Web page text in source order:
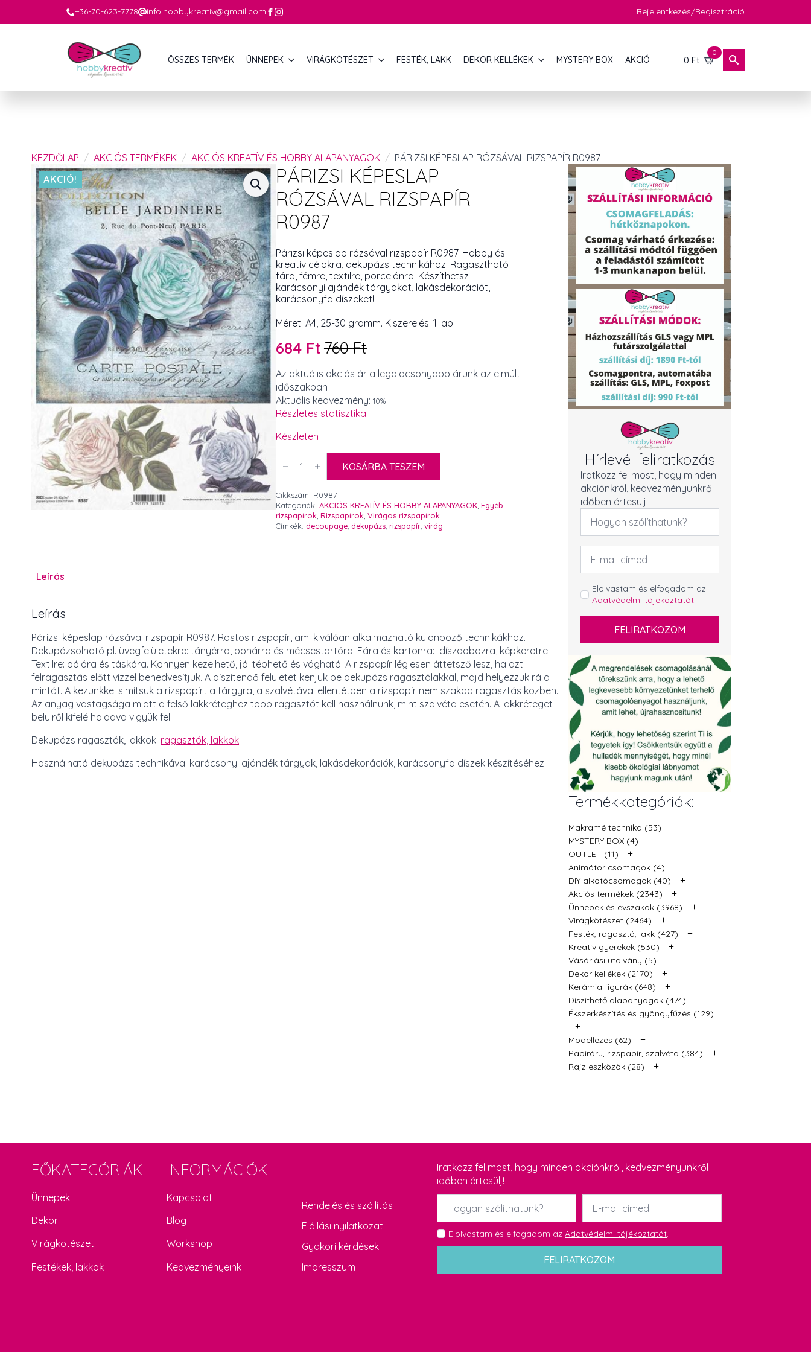
+36-70-623-7778 info.hobbykreativ@gmail.com Bejelentkezés/Regisztráció
ÖSSZES TERMÉK ÜNNEPEK VIRÁGKÖTÉSZET FESTÉK, LAKK DEKOR KELLÉKEK MYSTERY BOX AKCIÓ 0 Ft
0
KEZDŐLAP AKCIÓS TERMÉKEK AKCIÓS KREATÍV ÉS HOBBY ALAPANYAGOK
PÁRIZSI KÉPESLAP RÓZSÁVAL RIZSPAPÍR R0987
AKCIÓ!
PÁRIZSI KÉPESLAP
RÓZSÁVAL RIZSPAPÍR
R0987
Párizsi képeslap rózsával rizspapír R0987. Hobby és
kreatív célokra, dekupázs technikához. Ragasztható
fára, fémre, textilre, porcelánra. Készíthetsz
karácsonyi ajándék tárgyakat, lakásdekorációt,
karácsonyfa díszeket!
Méret: A4, 25-30 gramm. Kiszerelés: 1 lap
760Ft
Original
price
was:
760 Ft.
684 Ft
Current
price
is:
684 Ft.
Az aktuális akciós ár a legalacsonyabb árunk az elmúlt
időszakban
Aktuális kedvezmény: 10%
Részletes statisztika
Készleten
Párizsi
képeslap
R0987
mennyiség
KOSÁRBA TESZEM
Cikkszám: R0987
Kategóriák: AKCIÓS KREATÍV ÉS HOBBY ALAPANYAGOK, Egyéb
rizspapírok, Rizspapírok, Virágos rizspapírok
Címkék: decoupage, dekupázs, rizspapír, virág
Leírás
Leírás
Párizsi képeslap rózsával rizspapír R0987. Rostos rizspapír, ami kiválóan alkalmazható különböző technikákhoz.
Dekupázsolható pl. üvegfelületekre: tányérra, pohárra és mécsestartóra. Fára és kartonra: díszdobozra, képkeretre.
Textilre: pólóra és táskára. Könnyen kezelhető, jól téphető és vágható. A rizspapír légiesen áttetsző lesz, ha azt
felragasztás előtt vízzel benedvesítjük. A díszítendő felületet kenjük be dekupázs ragasztólakkal, majd helyezzük rá a
mintát. A kezünkkel simítsuk a rizspapírt a tárgyra, a szalvétával ellentétben a rizspapír nem szakad ragasztás közben.
Az anyag vastagsága miatt a felső lakkréteghez több ragasztót kell használnunk, mint szalvéta esetén. A lakkréteget
belülről kifelé haladva vigyük fel.
Dekupázs ragasztók, lakkok: ragasztók, lakkok.
Használható dekupázs technikával karácsonyi ajándék tárgyak, lakásdekorációk, karácsonyfa díszek készítéséhez!
Hírlevél feliratkozás
Iratkozz fel most, hogy minden
akciónkról, kedvezményünkről
időben értesülj!
Név
Email
cím
GDPR
*
Elolvastam és elfogadom az
Adatvédelmi tájékoztatót.
FELIRATKOZOM
Termékkategóriák:
Makramé technika (53)
MYSTERY BOX (4)
OUTLET (11)
+
Animátor csomagok (4)
DIY alkotócsomagok (40)
+
Akciós termékek (2343) +
Ünnepek és évszakok (3968) +
Virágkötészet (2464) +
Festék, ragasztó, lakk (427) +
Kreatív gyerekek (530) +
Vásárlási utalvány (5)
Dekor kellékek (2170)
+
Kerámia figurák (648) +
Díszíthető alapanyagok (474) +
Ékszerkészítés és gyöngyfűzés (129)
+
Modellezés (62) +
Papíráru, rizspapír, szalvéta (384) +
Rajz eszközök (28) +
FŐKATEGÓRIÁK
Ünnepek
Dekor
Virágkötészet
Festékek, lakkok
INFORMÁCIÓK
Kapcsolat
Blog
Workshop
Kedvezményeink
Rendelés és szállítás
Elállási nyilatkozat
Gyakori kérdések
Impresszum
Iratkozz fel most, hogy minden akciónkról, kedvezményünkről
időben értesülj!
Név
Email
GDPR
*
Elolvastam és elfogadom az Adatvédelmi tájékoztatót
FELIRATKOZOM